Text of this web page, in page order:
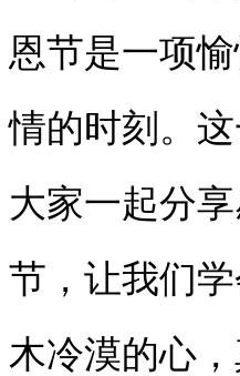
恩节是一项
情的时刻。
大家一起分
节，让我们
木冷漠的心